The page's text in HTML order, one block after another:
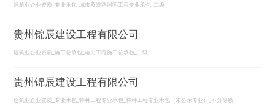
建筑业企业资质_专业承包_城市及道路照明工程专业承包_二级
贵州锦辰建设工程有限公司
建筑业企业资质_施工总承包_电力工程施工总承包_二级
贵州锦辰建设工程有限公司
建筑业企业资质_专业承包_特种工程专业承包_特种工程专业承包（未公示专业）_不分等级